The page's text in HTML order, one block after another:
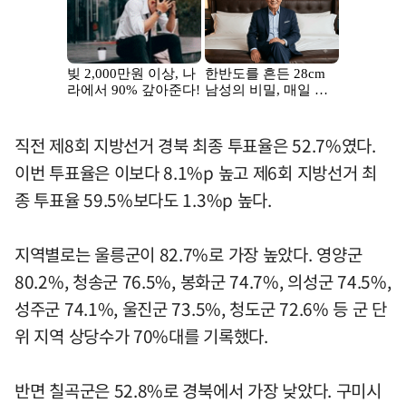
직전 제8회 지방선거 경북 최종 투표율은 52.7%였다.
이번 투표율은 이보다 8.1%p 높고 제6회 지방선거 최
종 투표율 59.5%보다도 1.3%p 높다.
지역별로는 울릉군이 82.7%로 가장 높았다. 영양군
80.2%, 청송군 76.5%, 봉화군 74.7%, 의성군 74.5%,
성주군 74.1%, 울진군 73.5%, 청도군 72.6% 등 군 단
위 지역 상당수가 70%대를 기록했다.
반면 칠곡군은 52.8%로 경북에서 가장 낮았다. 구미시